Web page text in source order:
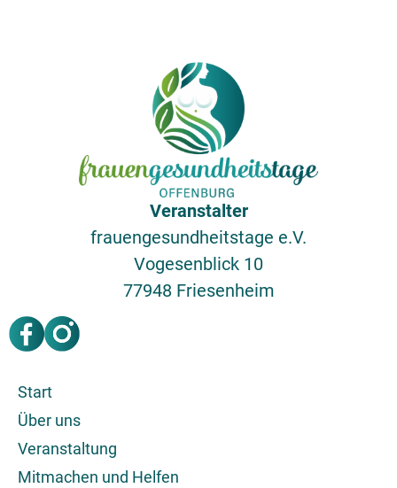
Veranstalter
frauengesundheitstage e.V.
Vogesenblick 10
77948 Friesenheim
Start
Über uns
Veranstaltung
Mitmachen und Helfen